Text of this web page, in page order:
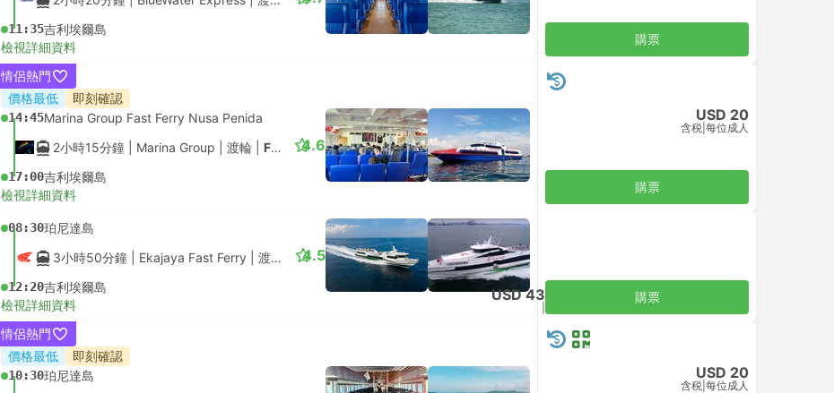
11:35吉利埃爾島
檢視詳細資料
購票
情侶熱門
價格最低
即刻確認
14:45Marina Group Fast Ferry Nusa Penida
2小時15分鐘 | Marina Group 渡輪 Fast Ferry
17:00吉利埃爾島
4.6
檢視詳細資料
USD 20
含税 每位成人
購票
08:30珀尼達島
3小時50分鐘 | Ekajaya Fast Ferry 渡輪 快艇
12:20吉利埃爾島
4.5
檢視詳細資料
USD 43 購票
情侶熱門
價格最低
即刻確認
10:30珀尼達島
USD 20
含税 每位成人